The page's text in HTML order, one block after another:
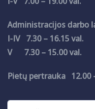
Administracijos darbo
I-IV 7.30 – 16.15 val.
V 7.30 – 15.00 val.
Pietų pertrauka 12.00